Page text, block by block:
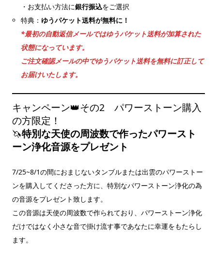
・お支払い方法に銀行振込をご選択
特典： ゆうパケット送料が無料に！
*最初の自動返信メールではゆうパケット送料が加算された
状態になっています。
ご注文確認メールの中でゆうパケット送料を無料に訂正して
お届けいたします。
キャンペーン👑その2 パワーストーン購入
の方限定！
🦄特別な天使の周波数で作ったパワースト
ーン浄化音源をプレゼント
7/25~8/1の間におまじないタンブルまたは出雲のパワーストー
ンを購入してくださった方に、特別なパワーストーン浄化の為
の音源をプレゼント致します。
この音源は天使の周波数で作られており、パワーストーン浄化
だけではなく小さな音で掛け流す事であなたに幸運をもたらし
ます。